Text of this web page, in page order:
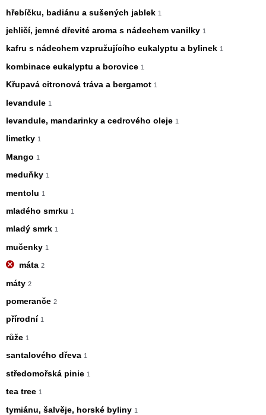
hřebíčku, badiánu a sušených jablek 1
jehličí, jemné dřevité aroma s nádechem vanilky 1
kafru s nádechem vzpružujícího eukalyptu a bylinek 1
kombinace eukalyptu a borovice 1
Křupavá citronová tráva a bergamot 1
levandule 1
levandule, mandarinky a cedrového oleje 1
limetky 1
Mango 1
meduňky 1
mentolu 1
mladého smrku 1
mladý smrk 1
mučenky 1
máta 2
máty 2
pomeranče 2
přírodní 1
růže 1
santalového dřeva 1
středomořská pinie 1
tea tree 1
tymiánu, šalvěje, horské byliny 1